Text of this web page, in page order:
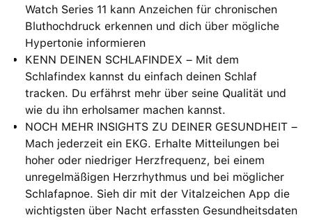
Watch Series 11 kann Anzeichen für chronischen
Bluthochdruck erkennen und dich über mögliche
Hypertonie informieren
KENN DEINEN SCHLAFINDEX – Mit dem
Schlafindex kannst du einfach deinen Schlaf
tracken. Du erfährst mehr über seine Qualität und
wie du ihn erholsamer machen kannst.
NOCH MEHR INSIGHTS ZU DEINER GESUNDHEIT –
Mach jederzeit ein EKG. Erhalte Mitteilungen bei
hoher oder niedriger Herzfrequenz, bei einem
unregelmäßigen Herzrhythmus und bei möglicher
Schlafapnoe. Sieh dir mit der Vitalzeichen App die
wichtigsten über Nacht erfassten Gesundheitsdaten